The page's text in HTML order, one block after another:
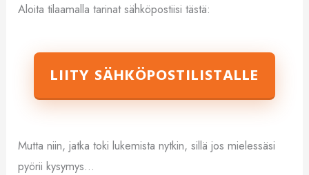
Aloita tilaamalla tarinat sähköpostiisi tästä:
LIITY SÄHKÖPOSTILISTALLE
Mutta niin, jatka toki lukemista nytkin, sillä jos mielessäsi
pyörii kysymys…